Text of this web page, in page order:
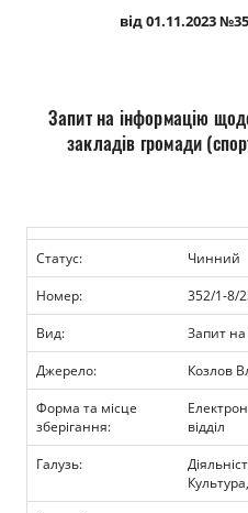
від 01.11.2023
Запит на інформацію
закладів громади
Статус:
Чинний
Номер:
352/1-8/
Вид:
Запит
Джерело:
Козлов
Форма та місце
зберігання:
відділ
Галузь: